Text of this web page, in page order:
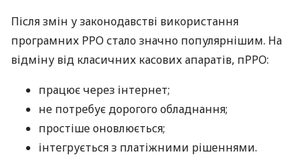
Після змін у законодавстві використання
програмних РРО стало значно популярнішим. На
відміну від класичних касових апаратів, пРРО:
працює через інтернет;
не потребує дорогого обладнання;
простіше оновлюється;
інтегрується з платіжними рішеннями.